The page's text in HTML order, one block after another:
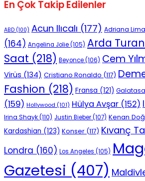
En Çok Takip Edilenler
ABD (100) Acun Ilıcalı (177) Adriana Lima
(164) Angelina Jolie(105) Arda Turan
Saat (218) Beyonce(106) Cem
Virüs (134) Cristiano Ronaldo (117)
Fashion (218) Fransa (121)
(159) Hollywood (101) Hülya Avşar (152)
Irina Shayk(110) Justin Bieber(107) Kenan
Kardashian (123) Konser (117) Kıvanç
Londra (160) Los Angeles (105)
Gazetesi (407)